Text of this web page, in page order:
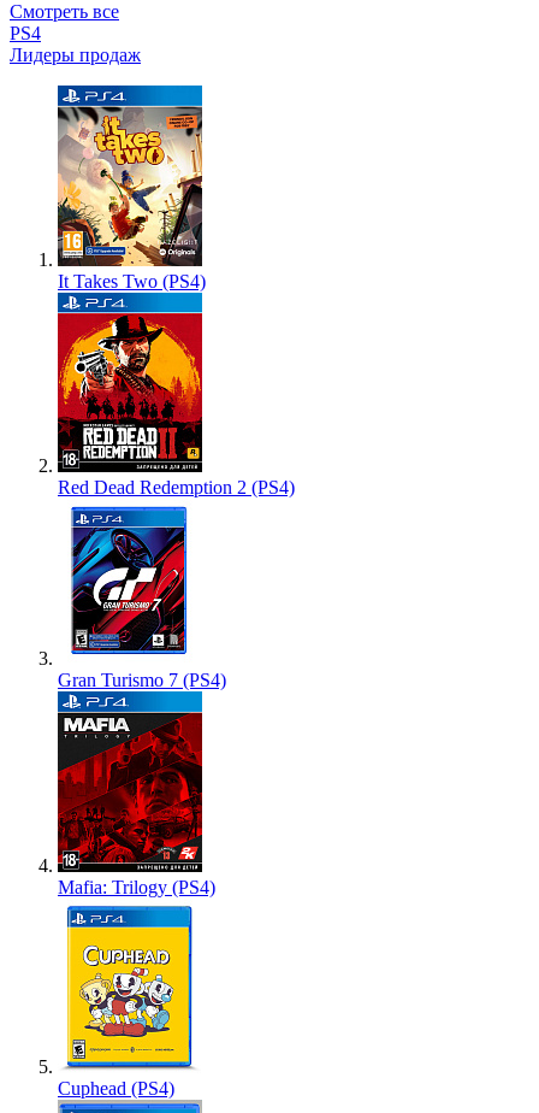
Смотреть все
PS4
Лидеры продаж
It Takes Two (PS4)
Red Dead Redemption 2 (PS4)
Gran Turismo 7 (PS4)
Mafia: Trilogy (PS4)
Cuphead (PS4)